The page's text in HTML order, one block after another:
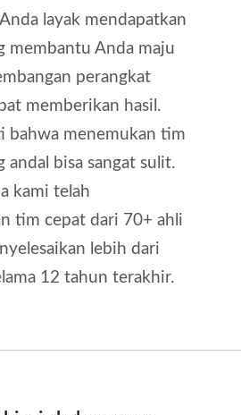
layak mendapatkan
membantu Anda maju
perangkat
memberikan hasil.
bahwa menemukan tim
andal bisa sangat sulit.
kami telah
tim cepat dari 70+ ahli
lebih dari
12 tahun terakhir.